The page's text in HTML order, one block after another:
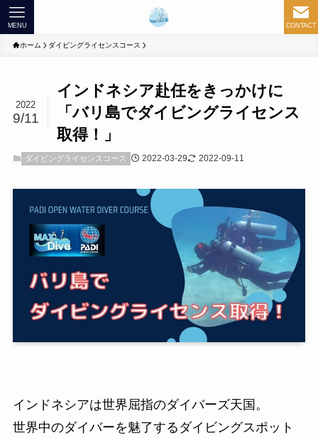
CONTACT
MENU
ホーム ダイビングライセンスコース
インドネシア赴任をきっかけに
「バリ島でダイビングライセンス
取得！」
2022
9/11
ダイビングライセンスコース 2022-03-29 2022-09-11
インドネシアは世界屈指のダイバーズ天国。
世界中のダイバーを魅了するダイビングスポット